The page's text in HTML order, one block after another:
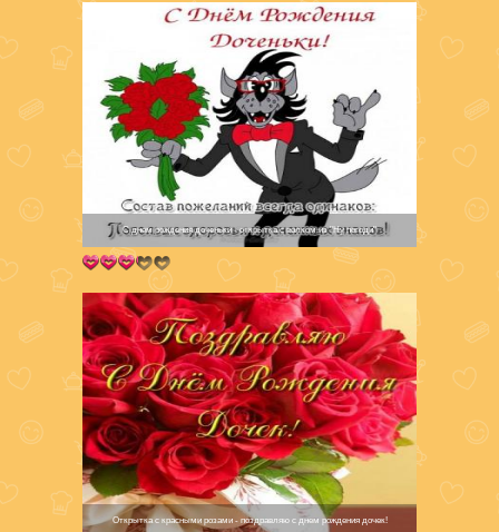
С днем рождения доченьки - открытка с волком из "Ну погоди"
Открытка с красными розами - поздравляю с днем рождения дочек!